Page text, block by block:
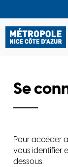
Se
Pour accéder
vous identifier
dessous.